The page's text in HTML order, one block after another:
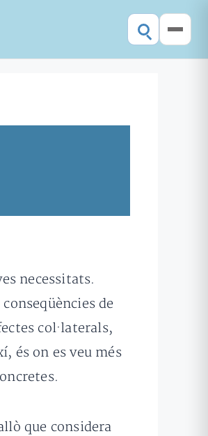
necessitats.
de
col·laterals,
és on es veu més
que considera